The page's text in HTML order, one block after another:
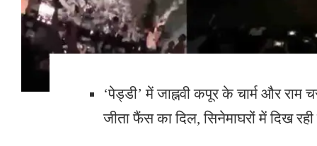
‘पेड्डी’ में जाह्नवी कपूर के चार्म और
जीता फैंस का दिल, सिनेमाघरों में दिख रही